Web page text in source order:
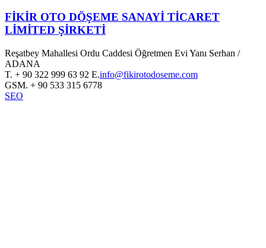
FİKİR OTO DÖŞEME SANAYİ TİCARET
LİMİTED ŞİRKETİ
Reşatbey Mahallesi Ordu Caddesi Öğretmen Evi Yanı Serhan /
ADANA
T. + 90 322 999 63 92 E.info@fikirotodoseme.com
GSM. + 90 533 315 6778
SEO